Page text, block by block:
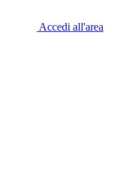
Accedi all'area